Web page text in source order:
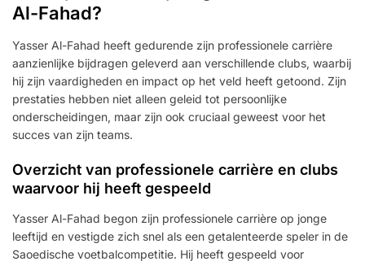
Al-Fahad?
Yasser Al-Fahad heeft gedurende zijn professionele carrière
aanzienlijke bijdragen geleverd aan verschillende clubs, waarbij
hij zijn vaardigheden en impact op het veld heeft getoond. Zijn
prestaties hebben niet alleen geleid tot persoonlijke
onderscheidingen, maar zijn ook cruciaal geweest voor het
succes van zijn teams.
Overzicht van professionele carrière en clubs
waarvoor hij heeft gespeeld
Yasser Al-Fahad begon zijn professionele carrière op jonge
leeftijd en vestigde zich snel als een getalenteerde speler in de
Saoedische voetbalcompetitie. Hij heeft gespeeld voor